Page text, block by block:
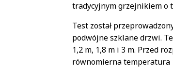
tradycyjnym grzejnikiem o
Test został
podwójne szklane drzwi.
1,2 m, 1,8 m i 3 m. Przed
równomierna temperatura